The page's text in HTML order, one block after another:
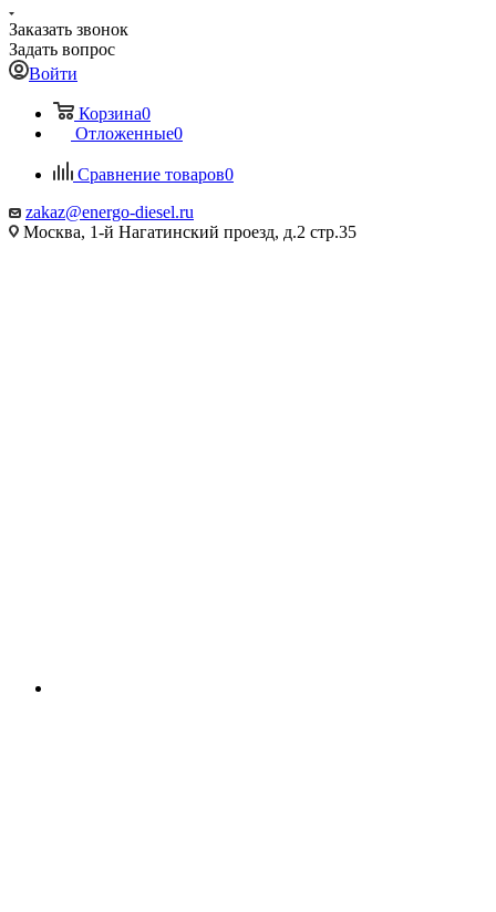
Заказать звонок
Задать вопрос
Войти
Корзина0
Отложенные0
Сравнение товаров0
zakaz@energo-diesel.ru
Москва, 1-й Нагатинский проезд, д.2 стр.35